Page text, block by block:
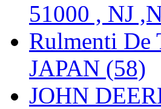
51000 , NJ
Rulmenti
JAPAN (58)
JOHN